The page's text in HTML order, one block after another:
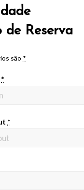
de Reserva
são *
*
*